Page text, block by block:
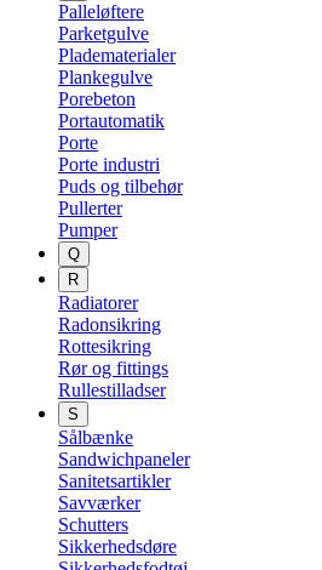
Palleløftere
Parketgulve
Pladematerialer
Plankegulve
Porebeton
Portautomatik
Porte
Porte industri
Puds og tilbehør
Pullerter
Pumper
Q
R
Radiatorer
Radonsikring
Rottesikring
Rør og fittings
Rullestilladser
S
Sålbænke
Sandwichpaneler
Sanitetsartikler
Savværker
Schutters
Sikkerhedsdøre